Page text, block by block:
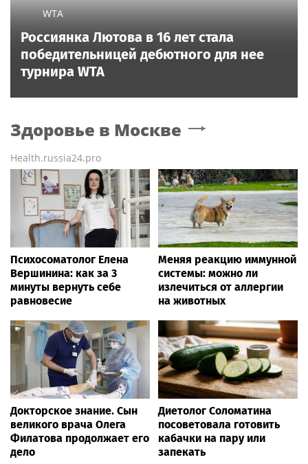
WTA
Россиянка Лютова в 16 лет стала
победительницей дебютного для нее
турнира WTA
Здоровье в Москве
Health.russia24.pro
Психосоматолог Елена
Вершинина: как за 3
минуты вернуть себе
равновесие
Меняя реакцию иммунной
системы: можно ли
излечиться от аллергии
на животных
Докторское знание. Сын
великого врача Олега
Филатова продолжает его
дело
Диетолог Соломатина
посоветовала готовить
кабачки на пару или
запекать